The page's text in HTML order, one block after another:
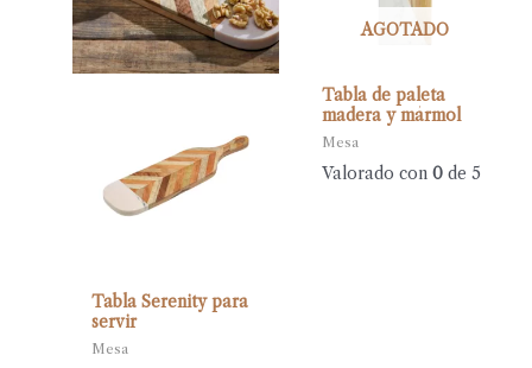
Tabla Serenity para
servir
Mesa
AGOTADO
Tabla de paleta
madera y mármol
Mesa
Valorado con 0de 5